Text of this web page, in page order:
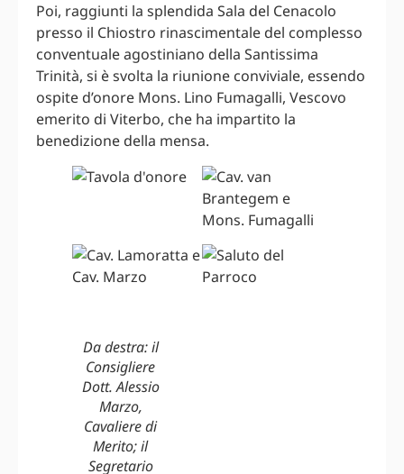
Poi, raggiunti la splendida Sala del Cenacolo
presso il Chiostro rinascimentale del complesso
conventuale agostiniano della Santissima
Trinità, si è svolta la riunione conviviale, essendo
ospite d’onore Mons. Lino Fumagalli, Vescovo
emerito di Viterbo, che ha impartito la
benedizione della mensa.
Da destra: il
Consigliere
Dott. Alessio
Marzo,
Cavaliere di
Merito; il
Segretario